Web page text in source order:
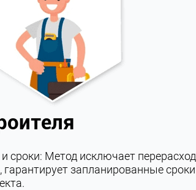
сроки: Метод исключает перерасход
запланированные сроки